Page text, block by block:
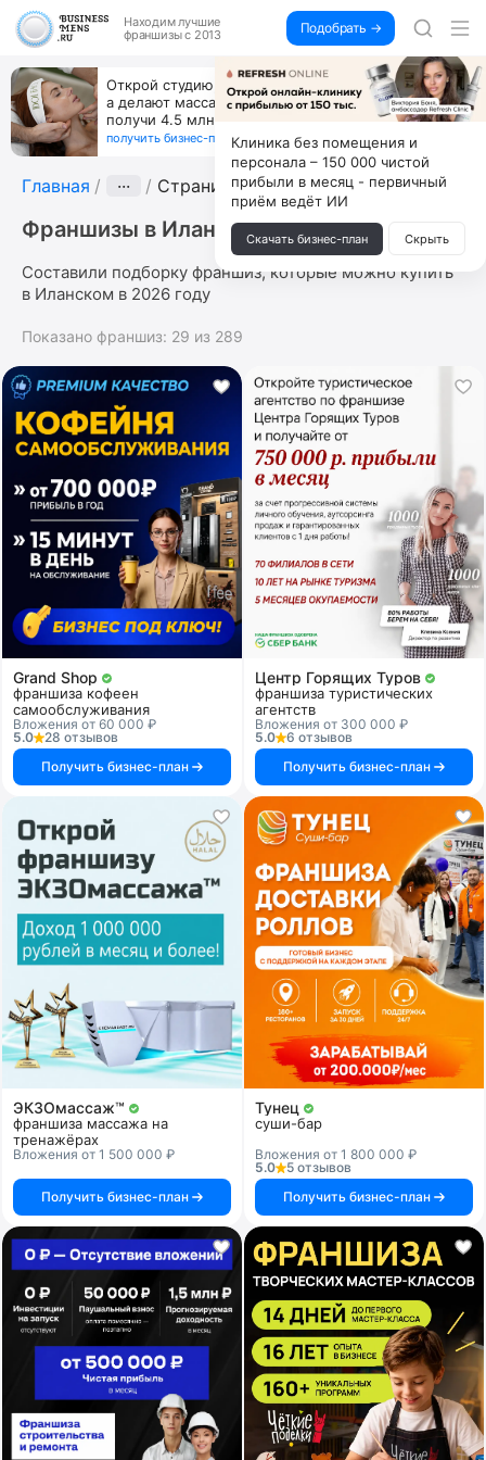
Находим лучшие
франшизы с 2013
Подобрать →
Открой студию, где не колют и не режут,
а делают массаж лица руками и в первый же год
получи 4.5 млн
получить бизнес-план ↓
Главная ··· Страница 6
Франшизы в Иланском
Составили подборку франшиз, которые можно купить
в Иланском в 2026 году
Показано франшиз: 29 из 289
Grand Shop
франшиза кофеен
самообслуживания
Вложения от 60 000 ₽
5.0
28 отзывов
Получить бизнес-план
Центр Горящих Туров
франшиза туристических
агентств
Вложения от 300 000 ₽
5.0
6 отзывов
Получить бизнес-план
ЭКЗОмассаж™
франшиза массажа на
тренажёрах
Вложения от 1 500 000 ₽
Получить бизнес-план
Тунец
суши-бар
Вложения от 1 800 000 ₽
5.0
5 отзывов
Получить бизнес-план
Клиника без помещения и
персонала – 150 000 чистой
прибыли в месяц - первичный
приём ведёт ИИ
Скачать бизнес-план Скрыть